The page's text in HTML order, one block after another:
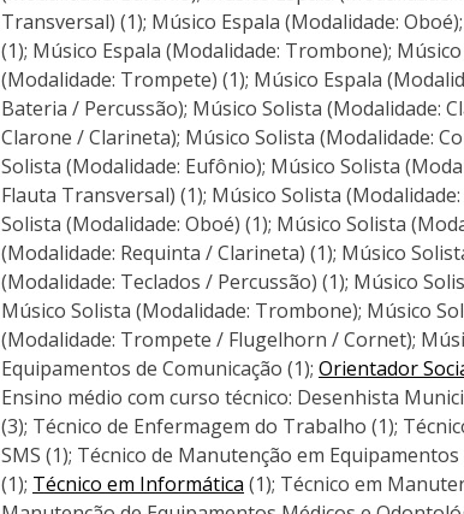
Transversal) (1); Músico Espala (Modalidade:
(1); Músico Espala (Modalidade: Trombone);
(Modalidade: Trompete) (1); Músico Espala
Bateria / Percussão); Músico Solista (Modalidade:
Clarone / Clarineta); Músico Solista (Modalidade:
Solista (Modalidade: Eufônio); Músico Solista
Flauta Transversal) (1); Músico Solista
Solista (Modalidade: Oboé) (1); Músico Solista
(Modalidade: Requinta / Clarineta) (1); Músico
(Modalidade: Teclados / Percussão) (1); Músico
Músico Solista (Modalidade: Trombone); Músico
(Modalidade: Trompete / Flugelhorn / Cornet);
Equipamentos de Comunicação (1); Orientador
Ensino médio com curso técnico: Desenhista
(3); Técnico de Enfermagem do Trabalho (1);
SMS (1); Técnico de Manutenção em
(1); Técnico em Informática (1); Técnico em